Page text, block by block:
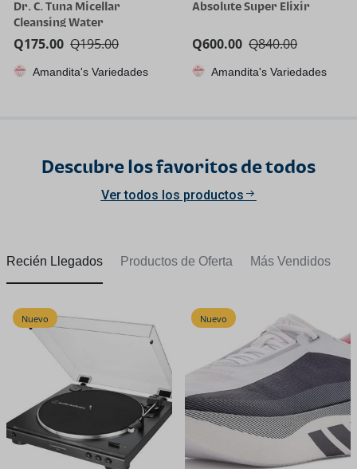
Dr. C. Tuna Micellar
Cleansing Water
Q195.00
Q175.00
Amandita's Variedades
Absolute Super Elixir
Q840.00
Q600.00
Amandita's Variedades
Descubre los favoritos de todos
Ver todos los productos
Recién Llegados Productos de Oferta Más Vendidos
Nuevo Nuevo